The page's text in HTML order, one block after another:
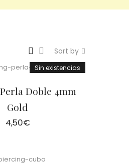
Sort by
Sin existencias
Doble 4mm
Gold
4,50€